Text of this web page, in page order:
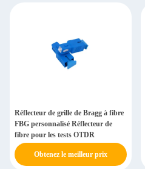
Réflecteur de grille de Bragg à fibre
FBG personnalisé Réflecteur de
fibre pour les tests OTDR
Obtenez le meilleur prix